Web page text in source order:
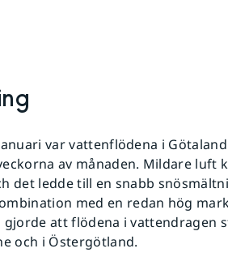
var vattenflödena i
av månaden. Mildare luft
det ledde till en snabb
med en redan hög
gjorde att flödena i vattendragen
och i Östergötland.